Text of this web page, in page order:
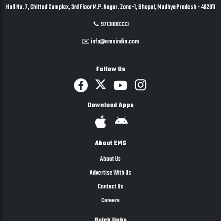
Hall No. 7, Chittod Complex, 3rd Floor M.P. Nagar, Zone-1, Bhopal, Madhya Pradesh - 462011
📞 9713000333
✉️ info@emsindia.com
Follow Us
Download Apps
About EMS
About Us
Advertise With Us
Contact Us
Careers